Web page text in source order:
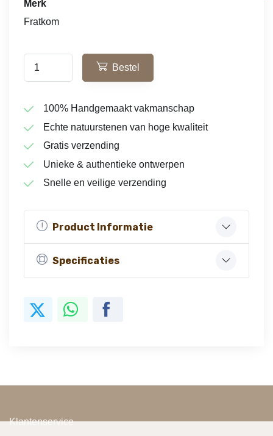
Merk
Fratkom
Bestel
100% Handgemaakt vakmanschap
Echte natuurstenen van hoge kwaliteit
Gratis verzending
Unieke & authentieke ontwerpen
Snelle en veilige verzending
Product Informatie
Specificaties
Klantenservice